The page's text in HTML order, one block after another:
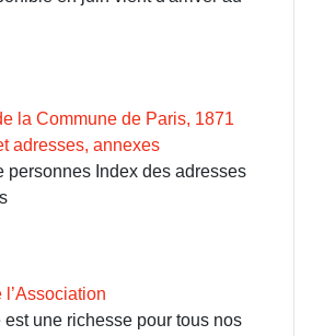
la Commune de Paris, 1871
adresses, annexes
personnes Index des adresses
une richesse pour tous nos